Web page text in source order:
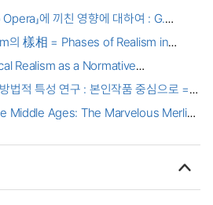
Opera」에 끼친 영향에 대하여 : G.
」을 통해서
의 樣相 = Phases of Realism in
Realism as a Normative
Theory : Implications for South
법적 특성 연구 : 본인작품 중심으로 =
the writer's works
Middle Ages: The Marvelous Merlin